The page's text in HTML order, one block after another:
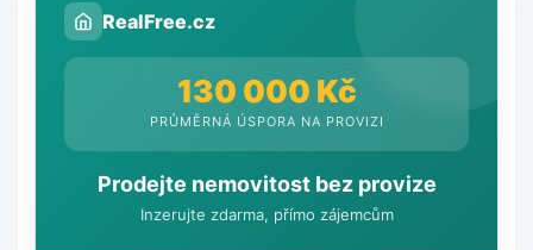
RealFree.cz
130 000 Kč
PRŮMĚRNÁ ÚSPORA NA PROVIZI
Prodejte nemovitost bez provize
Inzerujte zdarma, přímo zájemcům